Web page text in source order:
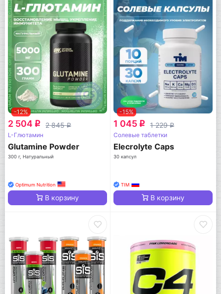
-12%
2 504 q 2 845q
L-Глютамин
Glutamine Powder
300 г, Натуральный
Optimum Nutrition
В корзину
-15%
1 045 q 1 229q
Солевые таблетки
Elecrolyte Caps
30 капсул
TIM
В корзину